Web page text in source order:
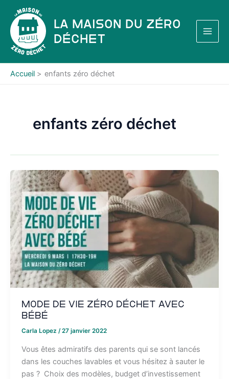
contenu
La Maison du Zéro
Déchet
Accueil enfants zéro déchet
enfants zéro déchet
Mode de vie zéro déchet avec
bébé
Carla Lopez /27 janvier 2022
Vous êtes admiratifs des parents qui se sont lancés
dans les couches lavables et vous hésitez à sauter le
pas ? Choix des modèles, budget d’investissement